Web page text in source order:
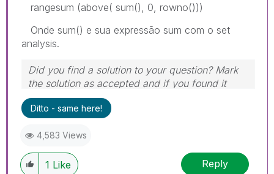
rangesum (above( sum(), 0, rowno()))
Onde sum() e sua expressão sum com o set
analysis.
Did you find a solution to your question? Mark
the solution as accepted and if you found it
useful, press the like button! | Follow me on
Linkedin
Ditto - same here!
4,583 Views
1 Like Reply